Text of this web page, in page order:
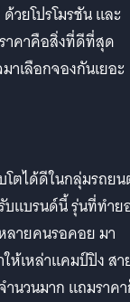
วยโปรโมรชัน และ
าคาคือสิ่งที่ดีที่สุด
าเลือกจองกันเยอะ
โตได้ดีในกลุ่มรถย
บแบรนด์นี้ รุ่นที่ทำ
ลายคนรอคอย มา
ห้เหล่าแคมป์ปิง สา
นวนมาก แถมราค